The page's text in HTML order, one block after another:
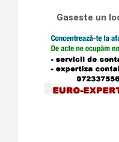
Gaseste un